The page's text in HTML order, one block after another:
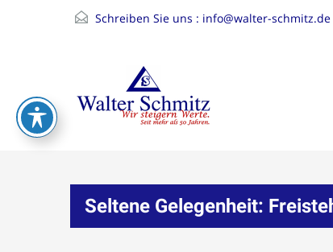
Schreiben Sie uns : info@walter-schmitz.de
Seltene Gelegenheit: